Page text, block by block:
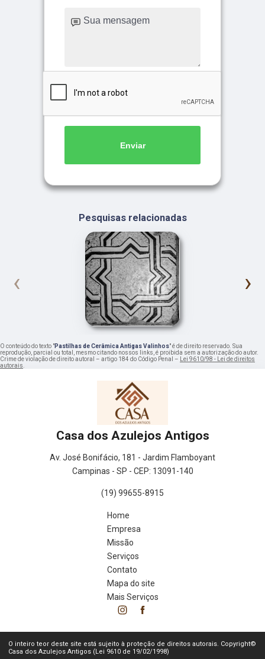
Enviar
Pesquisas relacionadas
‹ ›
O conteúdo do texto "Pastilhas de Cerâmica Antigas Valinhos" é de direito reservado. Sua
reprodução, parcial ou total, mesmo citando nossos links, é proibida sem a autorização do autor.
Crime de violação de direito autoral – artigo 184 do Código Penal –
Lei 9610/98 - Lei de direitos
autorais
Casa dos Azulejos Antigos
Av. José Bonifácio, 181 - Jardim Flamboyant
Campinas - SP - CEP: 13091-140
(19) 99655-8915
Home
Empresa
Missão
Serviços
Contato
Mapa do site
Mais Serviços
O inteiro teor deste site está sujeito à proteção de direitos autorais. Copyright©
Casa dos Azulejos Antigos (Lei 9610 de 19/02/1998)